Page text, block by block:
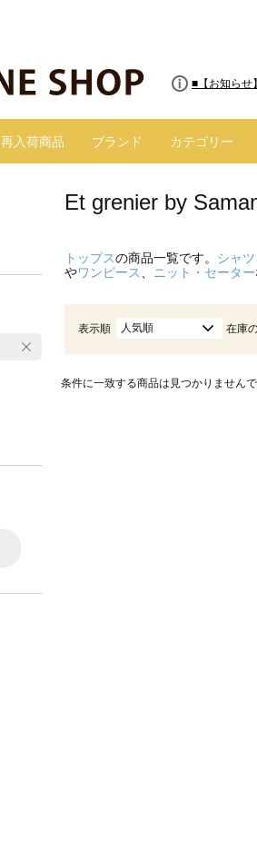
■8/13(木
■【お知らせ
再入荷商品 ブランド カテゴリー
Et grenier by
トップスの商品一覧です。 シャ
やワンピース ニット・セーター
表示順 人気順 在庫
条件に一致する商品は見つかりません